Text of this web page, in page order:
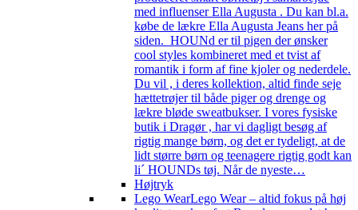
med influenser Ella Augusta . Du kan bl.a.
købe de lækre Ella Augusta Jeans her på
siden. HOUNd er til pigen der ønsker
cool styles kombineret med et tvist af
romantik i form af fine kjoler og nederdele.
Du vil , i deres kollektion, altid finde seje
hættetrøjer til både piger og drenge og
lækre bløde sweatbukser. I vores fysiske
butik i Dragør , har vi dagligt besøg af
rigtig mange børn, og det er tydeligt, at de
lidt større børn og teenagere rigtig godt kan
li´ HOUNDs tøj. Når de nyeste…
Højtryk
Lego WearLego Wear – altid fokus på høj